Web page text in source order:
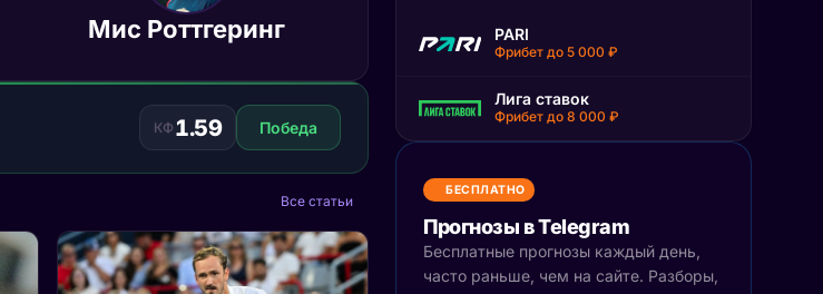
Мис Роттгеринг
КФ 1.59 Победа
Все статьи
PARI
Фрибет до 5 000 ₽
Лига ставок
Фрибет до 8 000 ₽
БЕСПЛАТНО
Прогнозы в Telegram
Бесплатные прогнозы каждый день,
часто раньше, чем на сайте. Разборы,